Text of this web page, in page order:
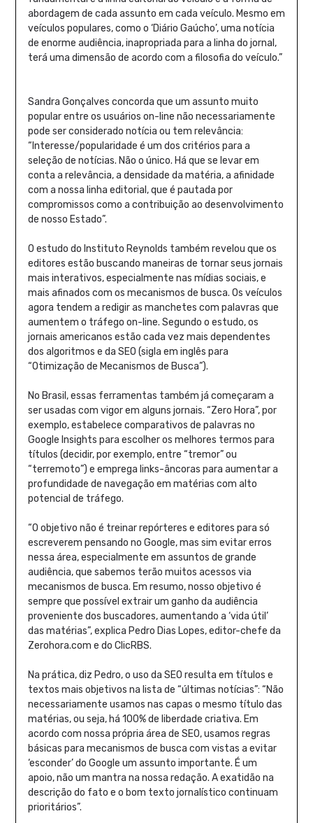
abordagem de cada assunto em cada veículo. Mesmo em
veículos populares, como o ‘Diário Gaúcho’, uma notícia
de enorme audiência, inapropriada para a linha do jornal,
terá uma dimensão de acordo com a filosofia do veículo.”
Sandra Gonçalves concorda que um assunto muito
popular entre os usuários on-line não necessariamente
pode ser considerado notícia ou tem relevância:
“Interesse/popularidade é um dos critérios para a
seleção de notícias. Não o único. Há que se levar em
conta a relevância, a densidade da matéria, a afinidade
com a nossa linha editorial, que é pautada por
compromissos como a contribuição ao desenvolvimento
de nosso Estado”.
O estudo do Instituto Reynolds também revelou que os
editores estão buscando maneiras de tornar seus jornais
mais interativos, especialmente nas mídias sociais, e
mais afinados com os mecanismos de busca. Os veículos
agora tendem a redigir as manchetes com palavras que
aumentem o tráfego on-line. Segundo o estudo, os
jornais americanos estão cada vez mais dependentes
dos algoritmos e da SEO (sigla em inglês para
“Otimização de Mecanismos de Busca”).
No Brasil, essas ferramentas também já começaram a
ser usadas com vigor em alguns jornais. “Zero Hora”, por
exemplo, estabelece comparativos de palavras no
Google Insights para escolher os melhores termos para
títulos (decidir, por exemplo, entre “tremor” ou
“terremoto”) e emprega links-âncoras para aumentar a
profundidade de navegação em matérias com alto
potencial de tráfego.
“O objetivo não é treinar repórteres e editores para só
escreverem pensando no Google, mas sim evitar erros
nessa área, especialmente em assuntos de grande
audiência, que sabemos terão muitos acessos via
mecanismos de busca. Em resumo, nosso objetivo é
sempre que possível extrair um ganho da audiência
proveniente dos buscadores, aumentando a ‘vida útil’
das matérias”, explica Pedro Dias Lopes, editor-chefe da
Zerohora.com e do ClicRBS.
Na prática, diz Pedro, o uso da SEO resulta em títulos e
textos mais objetivos na lista de “últimas notícias”: “Não
necessariamente usamos nas capas o mesmo título das
matérias, ou seja, há 100% de liberdade criativa. Em
acordo com nossa própria área de SEO, usamos regras
básicas para mecanismos de busca com vistas a evitar
‘esconder’ do Google um assunto importante. É um
apoio, não um mantra na nossa redação. A exatidão na
descrição do fato e o bom texto jornalístico continuam
prioritários”.